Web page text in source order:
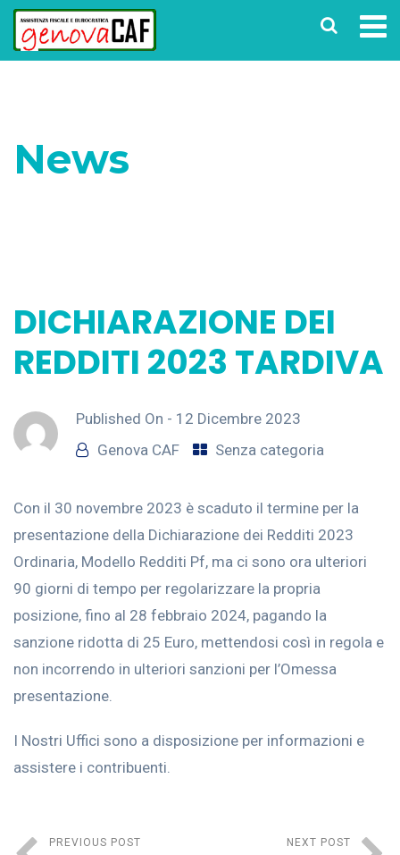
News
DICHIARAZIONE DEI
REDDITI 2023 TARDIVA
Published On - 12 Dicembre 2023
Genova CAF
Senza categoria
Con il 30 novembre 2023 è scaduto il termine per la
presentazione della Dichiarazione dei Redditi 2023
Ordinaria, Modello Redditi Pf, ma ci sono ora ulteriori
90 giorni di tempo per regolarizzare la propria
posizione, fino al 28 febbraio 2024, pagando la
sanzione ridotta di 25 Euro, mettendosi così in regola e
non incorrendo in ulteriori sanzioni per l’Omessa
presentazione.
I Nostri Uffici sono a disposizione per informazioni e
assistere i contribuenti.
PREVIOUS POST NEXT POST